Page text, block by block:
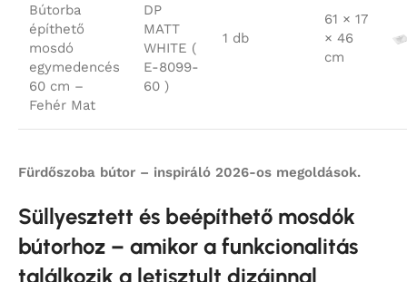
Bútorba
építhető
mosdó
egymedencés
60 cm –
Fehér Mat
DP
MATT
WHITE (
E-8099-
60 )
1 db
61 × 17
× 46
cm
Fürdőszoba bútor – inspiráló 2026-os megoldások.
Süllyesztett és beépíthető mosdók
bútorhoz – amikor a funkcionalitás
találkozik a letisztult dizájnnal